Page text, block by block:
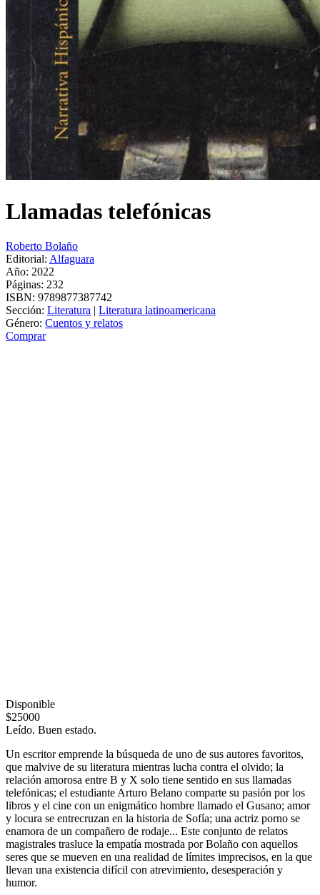
Llamadas telefónicas
Roberto Bolaño
Editorial: Alfaguara
Año: 2022
Páginas: 232
ISBN: 9789877387742
Sección: Literatura | Literatura latinoamericana
Género: Cuentos y relatos
Comprar
Disponible
$25000
Leído. Buen estado.
Un escritor emprende la búsqueda de uno de sus autores favoritos,
que malvive de su literatura mientras lucha contra el olvido; la
relación amorosa entre B y X solo tiene sentido en sus llamadas
telefónicas; el estudiante Arturo Belano comparte su pasión por los
libros y el cine con un enigmático hombre llamado el Gusano; amor
y locura se entrecruzan en la historia de Sofía; una actriz porno se
enamora de un compañero de rodaje... Este conjunto de relatos
magistrales trasluce la empatía mostrada por Bolaño con aquellos
seres que se mueven en una realidad de límites imprecisos, en la que
llevan una existencia difícil con atrevimiento, desesperación y
humor.